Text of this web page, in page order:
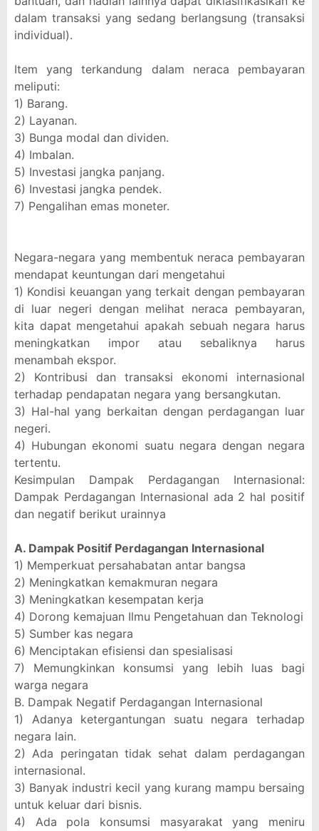
dalam transaksi yang sedang berlangsung (transaksi
individual).
Item yang terkandung dalam neraca pembayaran
meliputi:
1) Barang.
2) Layanan.
3) Bunga modal dan dividen.
4) Imbalan.
5) Investasi jangka panjang.
6) Investasi jangka pendek.
7) Pengalihan emas moneter.
Negara-negara yang membentuk neraca pembayaran
mendapat keuntungan dari mengetahui
1) Kondisi keuangan yang terkait dengan pembayaran
di luar negeri dengan melihat neraca pembayaran,
kita dapat mengetahui apakah sebuah negara harus
meningkatkan impor atau sebaliknya harus
menambah ekspor.
2) Kontribusi dan transaksi ekonomi internasional
terhadap pendapatan negara yang bersangkutan.
3) Hal-hal yang berkaitan dengan perdagangan luar
negeri.
4) Hubungan ekonomi suatu negara dengan negara
tertentu.
Kesimpulan Dampak Perdagangan Internasional:
Dampak Perdagangan Internasional ada 2 hal positif
dan negatif berikut urainnya
A. Dampak Positif Perdagangan Internasional
1) Memperkuat persahabatan antar bangsa
2) Meningkatkan kemakmuran negara
3) Meningkatkan kesempatan kerja
4) Dorong kemajuan Ilmu Pengetahuan dan Teknologi
5) Sumber kas negara
6) Menciptakan efisiensi dan spesialisasi
7) Memungkinkan konsumsi yang lebih luas bagi
warga negara
B. Dampak Negatif Perdagangan Internasional
1) Adanya ketergantungan suatu negara terhadap
negara lain.
2) Ada peringatan tidak sehat dalam perdagangan
internasional.
3) Banyak industri kecil yang kurang mampu bersaing
untuk keluar dari bisnis.
4) Ada pola konsumsi masyarakat yang meniru